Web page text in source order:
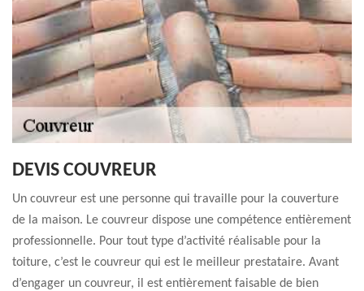
DEVIS COUVREUR
Un couvreur est une personne qui travaille pour la couverture
de la maison. Le couvreur dispose une compétence entièrement
professionnelle. Pour tout type d’activité réalisable pour la
toiture, c’est le couvreur qui est le meilleur prestataire. Avant
d’engager un couvreur, il est entièrement faisable de bien